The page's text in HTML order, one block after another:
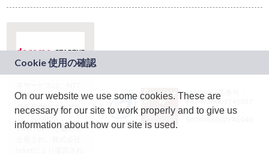
ドコモグループの新
規事業創出プログラ
ム「docomo
STARTUP」を通じて
JASRAC許諾番号：
9024936001Y45037
JASRAC許諾番号：
On our website we use some cookies. These are
necessary for our site to work properly and to give us
information about how our site is used.